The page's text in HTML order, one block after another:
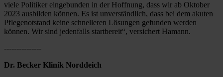
viele Politiker eingebunden in der Hoffnung, dass wir ab Oktober
2023 ausbilden können. Es ist unverständlich, dass bei dem akuten
Pflegenotstand keine schnelleren Lösungen gefunden werden
können. Wir sind jedenfalls startbereit“, versichert Hamann.
---------------
Dr. Becker Klinik Norddeich